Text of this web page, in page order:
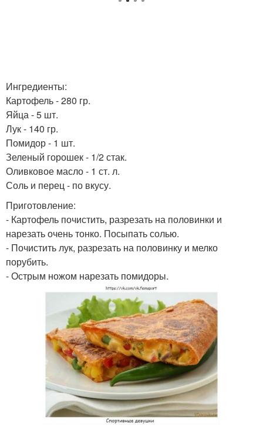
Ингредиенты:
Картофель - 280 гр.
Яйца - 5 шт.
Лук - 140 гр.
Помидор - 1 шт.
Зеленый горошек - 1/2 стак.
Оливковое масло - 1 ст. л.
Соль и перец - по вкусу.
Приготовление:
- Картофель почистить, разрезать на половинки и
нарезать очень тонко. Посыпать солью.
- Почистить лук, разрезать на половинку и мелко
порубить.
- Острым ножом нарезать помидоры.